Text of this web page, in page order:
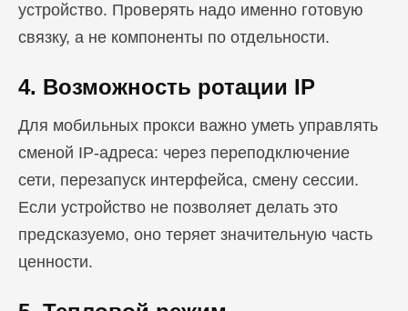
устройство. Проверять надо именно готовую
связку, а не компоненты по отдельности.
4. Возможность ротации IP
Для мобильных прокси важно уметь управлять
сменой IP-адреса: через переподключение
сети, перезапуск интерфейса, смену сессии.
Если устройство не позволяет делать это
предсказуемо, оно теряет значительную часть
ценности.